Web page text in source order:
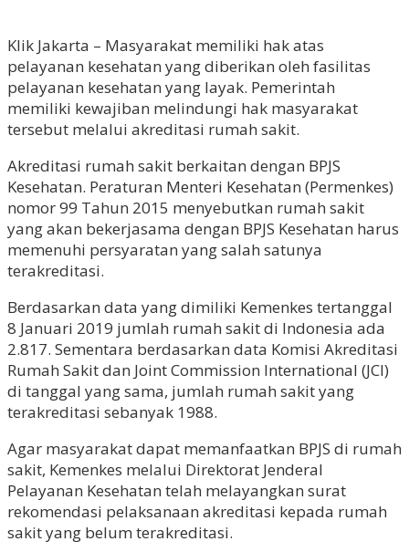
Klik Jakarta – Masyarakat memiliki hak atas
pelayanan kesehatan yang diberikan oleh fasilitas
pelayanan kesehatan yang layak. Pemerintah
memiliki kewajiban melindungi hak masyarakat
tersebut melalui akreditasi rumah sakit.
Akreditasi rumah sakit berkaitan dengan BPJS
Kesehatan. Peraturan Menteri Kesehatan (Permenkes)
nomor 99 Tahun 2015 menyebutkan rumah sakit
yang akan bekerjasama dengan BPJS Kesehatan harus
memenuhi persyaratan yang salah satunya
terakreditasi.
Berdasarkan data yang dimiliki Kemenkes tertanggal
8 Januari 2019 jumlah rumah sakit di Indonesia ada
2.817. Sementara berdasarkan data Komisi Akreditasi
Rumah Sakit dan Joint Commission International (JCI)
di tanggal yang sama, jumlah rumah sakit yang
terakreditasi sebanyak 1988.
Agar masyarakat dapat memanfaatkan BPJS di rumah
sakit, Kemenkes melalui Direktorat Jenderal
Pelayanan Kesehatan telah melayangkan surat
rekomendasi pelaksanaan akreditasi kepada rumah
sakit yang belum terakreditasi.